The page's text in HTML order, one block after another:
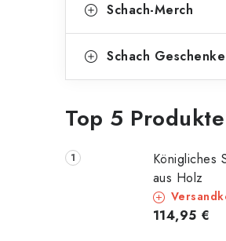
Schach-Merch
Schach Geschenke
Top 5 Produkte
Königliches
aus Holz
114,95 €